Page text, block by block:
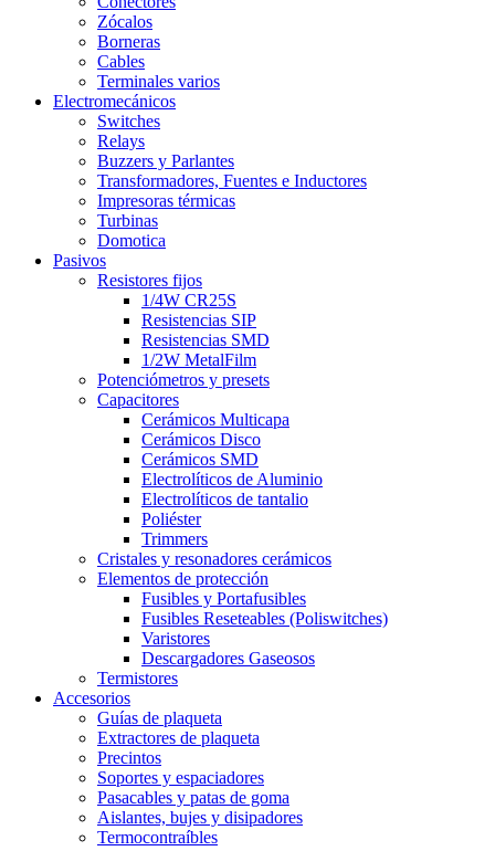
Zócalos
Borneras
Cables
Terminales varios
Electromecánicos
Switches
Relays
Buzzers y Parlantes
Transformadores, Fuentes e Inductores
Impresoras térmicas
Turbinas
Domotica
Pasivos
Resistores fijos
1/4W CR25S
Resistencias SIP
Resistencias SMD
1/2W MetalFilm
Potenciómetros y presets
Capacitores
Cerámicos Multicapa
Cerámicos Disco
Cerámicos SMD
Electrolíticos de Aluminio
Electrolíticos de tantalio
Poliéster
Trimmers
Cristales y resonadores cerámicos
Elementos de protección
Fusibles y Portafusibles
Fusibles Reseteables (Poliswitches)
Varistores
Descargadores Gaseosos
Termistores
Accesorios
Guías de plaqueta
Extractores de plaqueta
Precintos
Soportes y espaciadores
Pasacables y patas de goma
Aislantes, bujes y disipadores
Termocontraíbles